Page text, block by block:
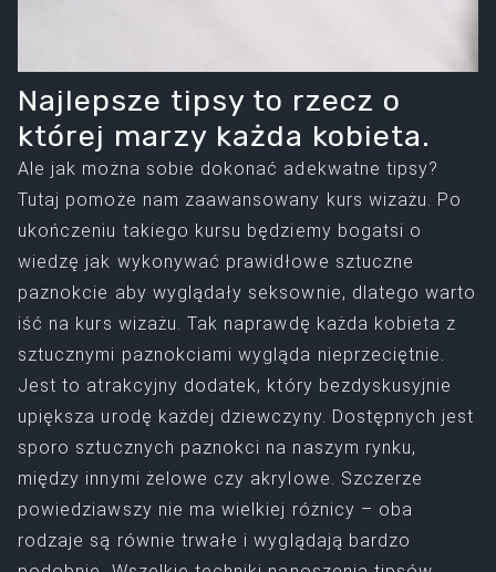
Najlepsze tipsy to rzecz o
której marzy każda kobieta.
Ale jak można sobie dokonać adekwatne tipsy?
Tutaj pomoże nam zaawansowany kurs wizażu. Po
ukończeniu takiego kursu będziemy bogatsi o
wiedzę jak wykonywać prawidłowe sztuczne
paznokcie aby wyglądały seksownie, dlatego warto
iść na kurs wizażu. Tak naprawdę każda kobieta z
sztucznymi paznokciami wygląda nieprzeciętnie.
Jest to atrakcyjny dodatek, który bezdyskusyjnie
upiększa urodę każdej dziewczyny. Dostępnych jest
sporo sztucznych paznokci na naszym rynku,
między innymi żelowe czy akrylowe. Szczerze
powiedziawszy nie ma wielkiej różnicy – oba
rodzaje są równie trwałe i wyglądają bardzo